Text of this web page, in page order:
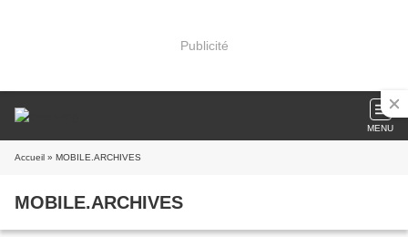
Publicité
MENU
Accueil » MOBILE.ARCHIVES
MOBILE.ARCHIVES